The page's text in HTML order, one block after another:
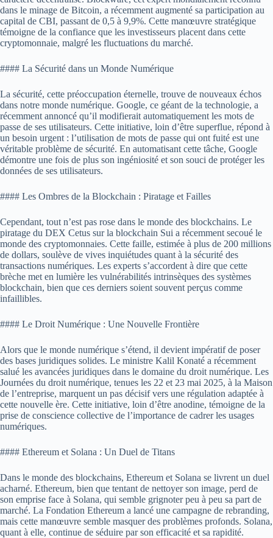
dans le minage de Bitcoin, a récemment augmenté sa participation au
capital de CBI, passant de 0,5 à 9,9%. Cette manœuvre stratégique
témoigne de la confiance que les investisseurs placent dans cette
cryptomonnaie, malgré les fluctuations du marché.
#### La Sécurité dans un Monde Numérique
La sécurité, cette préoccupation éternelle, trouve de nouveaux échos
dans notre monde numérique. Google, ce géant de la technologie, a
récemment annoncé qu’il modifierait automatiquement les mots de
passe de ses utilisateurs. Cette initiative, loin d’être superflue, répond à
un besoin urgent : l’utilisation de mots de passe qui ont fuité est une
véritable problème de sécurité. En automatisant cette tâche, Google
démontre une fois de plus son ingéniosité et son souci de protéger les
données de ses utilisateurs.
#### Les Ombres de la Blockchain : Piratage et Failles
Cependant, tout n’est pas rose dans le monde des blockchains. Le
piratage du DEX Cetus sur la blockchain Sui a récemment secoué le
monde des cryptomonnaies. Cette faille, estimée à plus de 200 millions
de dollars, soulève de vives inquiétudes quant à la sécurité des
transactions numériques. Les experts s’accordent à dire que cette
brèche met en lumière les vulnérabilités intrinsèques des systèmes
blockchain, bien que ces derniers soient souvent perçus comme
infaillibles.
#### Le Droit Numérique : Une Nouvelle Frontière
Alors que le monde numérique s’étend, il devient impératif de poser
des bases juridiques solides. Le ministre Kalil Konaté a récemment
salué les avancées juridiques dans le domaine du droit numérique. Les
Journées du droit numérique, tenues les 22 et 23 mai 2025, à la Maison
de l’entreprise, marquent un pas décisif vers une régulation adaptée à
cette nouvelle ère. Cette initiative, loin d’être anodine, témoigne de la
prise de conscience collective de l’importance de cadrer les usages
numériques.
#### Ethereum et Solana : Un Duel de Titans
Dans le monde des blockchains, Ethereum et Solana se livrent un duel
acharné. Ethereum, bien que tentant de nettoyer son image, perd de
son emprise face à Solana, qui semble grignoter peu à peu sa part de
marché. La Fondation Ethereum a lancé une campagne de rebranding,
mais cette manœuvre semble masquer des problèmes profonds. Solana,
quant à elle, continue de séduire par son efficacité et sa rapidité.